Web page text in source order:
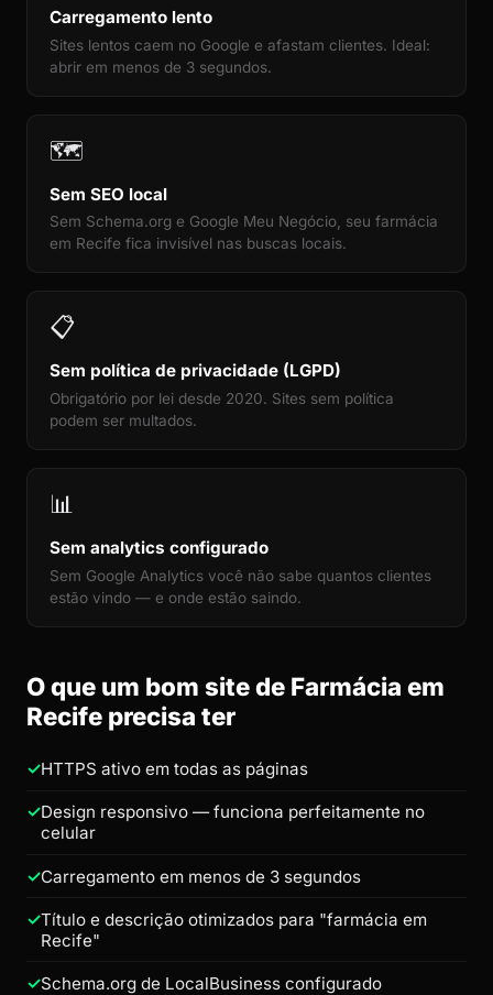
Carregamento lento
Sites lentos caem no Google e afastam clientes. Ideal:
abrir em menos de 3 segundos.
🗺️
Sem SEO local
Sem Schema.org e Google Meu Negócio, seu farmácia
em Recife fica invisível nas buscas locais.
📋
Sem política de privacidade (LGPD)
Obrigatório por lei desde 2020. Sites sem política
podem ser multados.
📊
Sem analytics configurado
Sem Google Analytics você não sabe quantos clientes
estão vindo — e onde estão saindo.
O que um bom site de Farmácia em
Recife precisa ter
HTTPS ativo em todas as páginas
Design responsivo — funciona perfeitamente no
celular
Carregamento em menos de 3 segundos
Título e descrição otimizados para "farmácia em
Recife"
Schema.org de LocalBusiness configurado